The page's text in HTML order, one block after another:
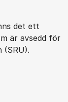
det ett
är avsedd för
(SRU).